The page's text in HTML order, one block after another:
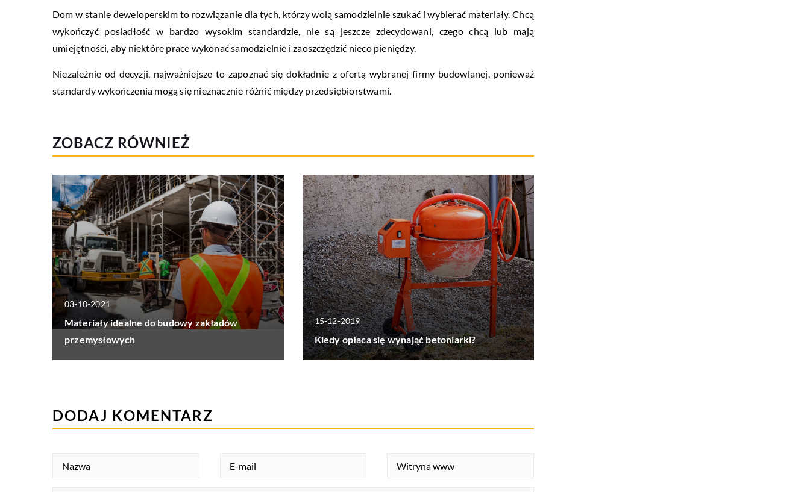
Dom w stanie deweloperskim to rozwiązanie dla tych, którzy wolą samodzielnie szukać i wybierać materiały. Chcą
wykończyć posiadłość w bardzo wysokim standardzie, nie są jeszcze zdecydowani, czego chcą lub mają
umiejętności, aby niektóre prace wykonać samodzielnie i zaoszczędzić nieco pieniędzy.
Niezależnie od decyzji, najważniejsze to zapoznać się dokładnie z ofertą wybranej firmy budowlanej, ponieważ
standardy wykończenia mogą się nieznacznie różnić między przedsiębiorstwami.
ZOBACZ RÓWNIEŻ
03-10-2021
Materiały idealne do budowy zakładów
przemysłowych
15-12-2019
Kiedy opłaca się wynająć betoniarki?
DODAJ KOMENTARZ